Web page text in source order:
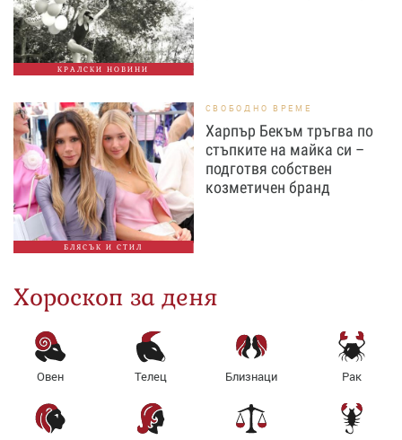
КРАЛСКИ НОВИНИ
БЛЯСЪК И СТИЛ
СВОБОДНО ВРЕМЕ
Харпър Бекъм тръгва по
стъпките на майка си –
подготвя собствен
козметичен бранд
Хороскоп за деня
Овен Телец Близнаци Рак